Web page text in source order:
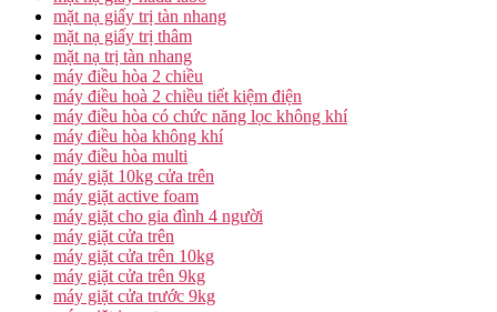
mặt nạ giấy trị tàn nhang
mặt nạ giấy trị thâm
mặt nạ trị tàn nhang
máy điều hòa 2 chiều
máy điều hoà 2 chiều tiết kiệm điện
máy điều hòa có chức năng lọc không khí
máy điều hòa không khí
máy điều hòa multi
máy giặt 10kg cửa trên
máy giặt active foam
máy giặt cho gia đình 4 người
máy giặt cửa trên
máy giặt cửa trên 10kg
máy giặt cửa trên 9kg
máy giặt cửa trước 9kg